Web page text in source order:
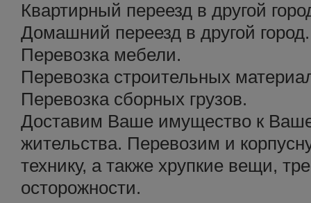
Квартирный переезд в другой
Домашний переезд в другой город.
Перевозка мебели.
Перевозка строительных
Перевозка сборных грузов.
Доставим Ваше имущество к
жительства. Перевозим и
технику, а также хрупкие вещи,
осторожности.